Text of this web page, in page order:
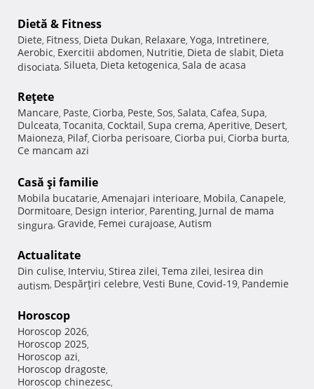
Dietă & Fitness
Diete, Fitness, Dieta Dukan, Relaxare, Yoga, Intretinere,
Aerobic, Exercitii abdomen, Nutritie, Dieta de slabit, Dieta
disociata, Silueta, Dieta ketogenica, Sala de acasa
Reţete
Mancare, Paste, Ciorba, Peste, Sos, Salata, Cafea, Supa,
Dulceata, Tocanita, Cocktail, Supa crema, Aperitive, Desert,
Maioneza, Pilaf, Ciorba perisoare, Ciorba pui, Ciorba burta,
Ce mancam azi
Casă şi familie
Mobila bucatarie, Amenajari interioare, Mobila, Canapele,
Dormitoare, Design interior, Parenting, Jurnal de mama
singura, Gravide, Femei curajoase, Autism
Actualitate
Din culise, Interviu, Stirea zilei, Tema zilei, Iesirea din
autism, Despărţiri celebre, Vesti Bune, Covid-19, Pandemie
Horoscop
Horoscop 2026,
Horoscop 2025,
Horoscop azi,
Horoscop dragoste,
Horoscop chinezesc,